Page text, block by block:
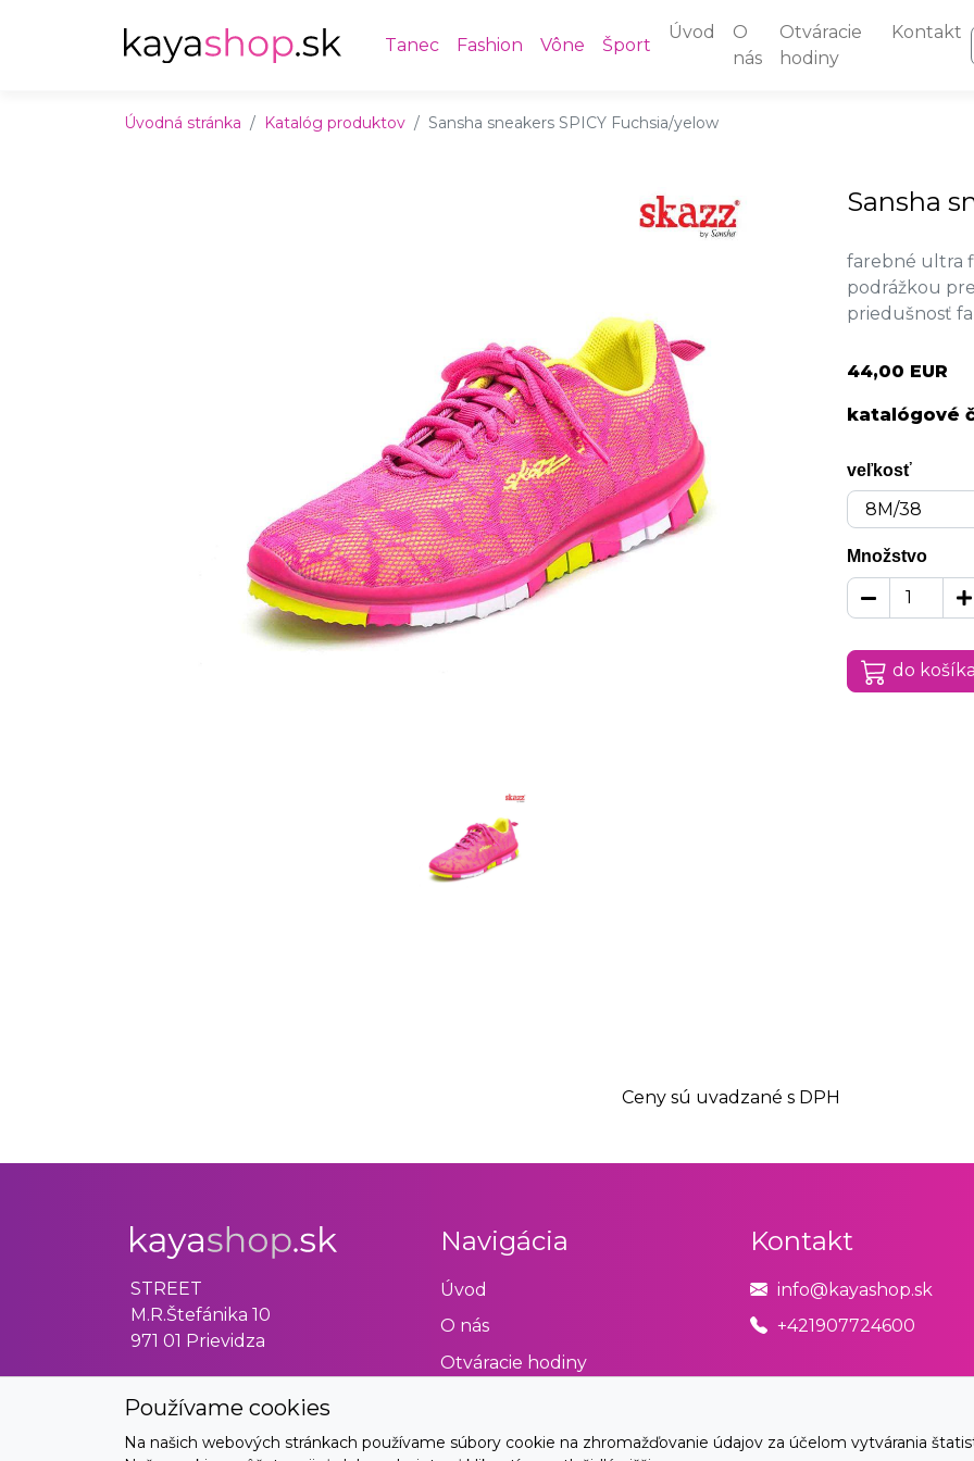
Tanec
Fashion Vône Šport
Úvod
O
nás
Otváracie
hodiny
Kontakt
Úvodná stránka Katalóg produktov Sansha sneakers SPICY Fuchsia/yelow
Sansha
farebné ultra
podrážkou
priedušnosť
44,00 EUR
katalógové
veľkosť
Množstvo
do
Ceny sú uvadzané s DPH
Používame cookies
Na našich webových stránkach používame súbory cookie na zhromažďovanie údajov za účelom vytvárania
STREET
M.R.Štefánika 10
971 01 Prievidza
Navigácia
Úvod
O nás
Otváracie hodiny
Odstúpiť od zmluvy tu
Kontakt
info@kayashop.sk
+421907724600